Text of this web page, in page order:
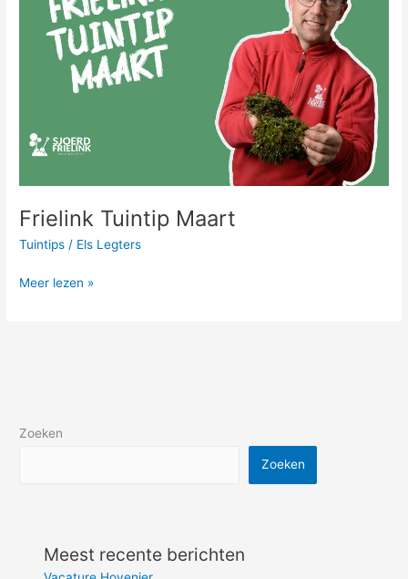
Frielink Tuintip Maart
Tuintips / Els Legters
Meer lezen »
Zoeken
Zoeken
Meest recente berichten